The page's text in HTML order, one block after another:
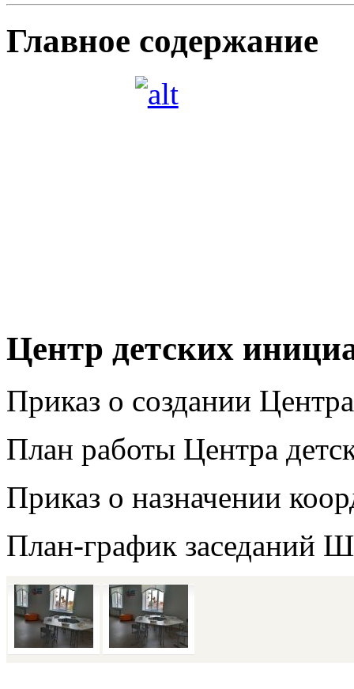
Главное содержание
Центр детских
Приказ о создании
План работы Центра
Приказ о назначении
План-график заседаний